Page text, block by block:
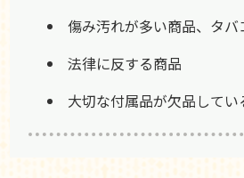
傷み汚れが多い商品、タ
法律に反する商品
大切な付属品が欠品してい